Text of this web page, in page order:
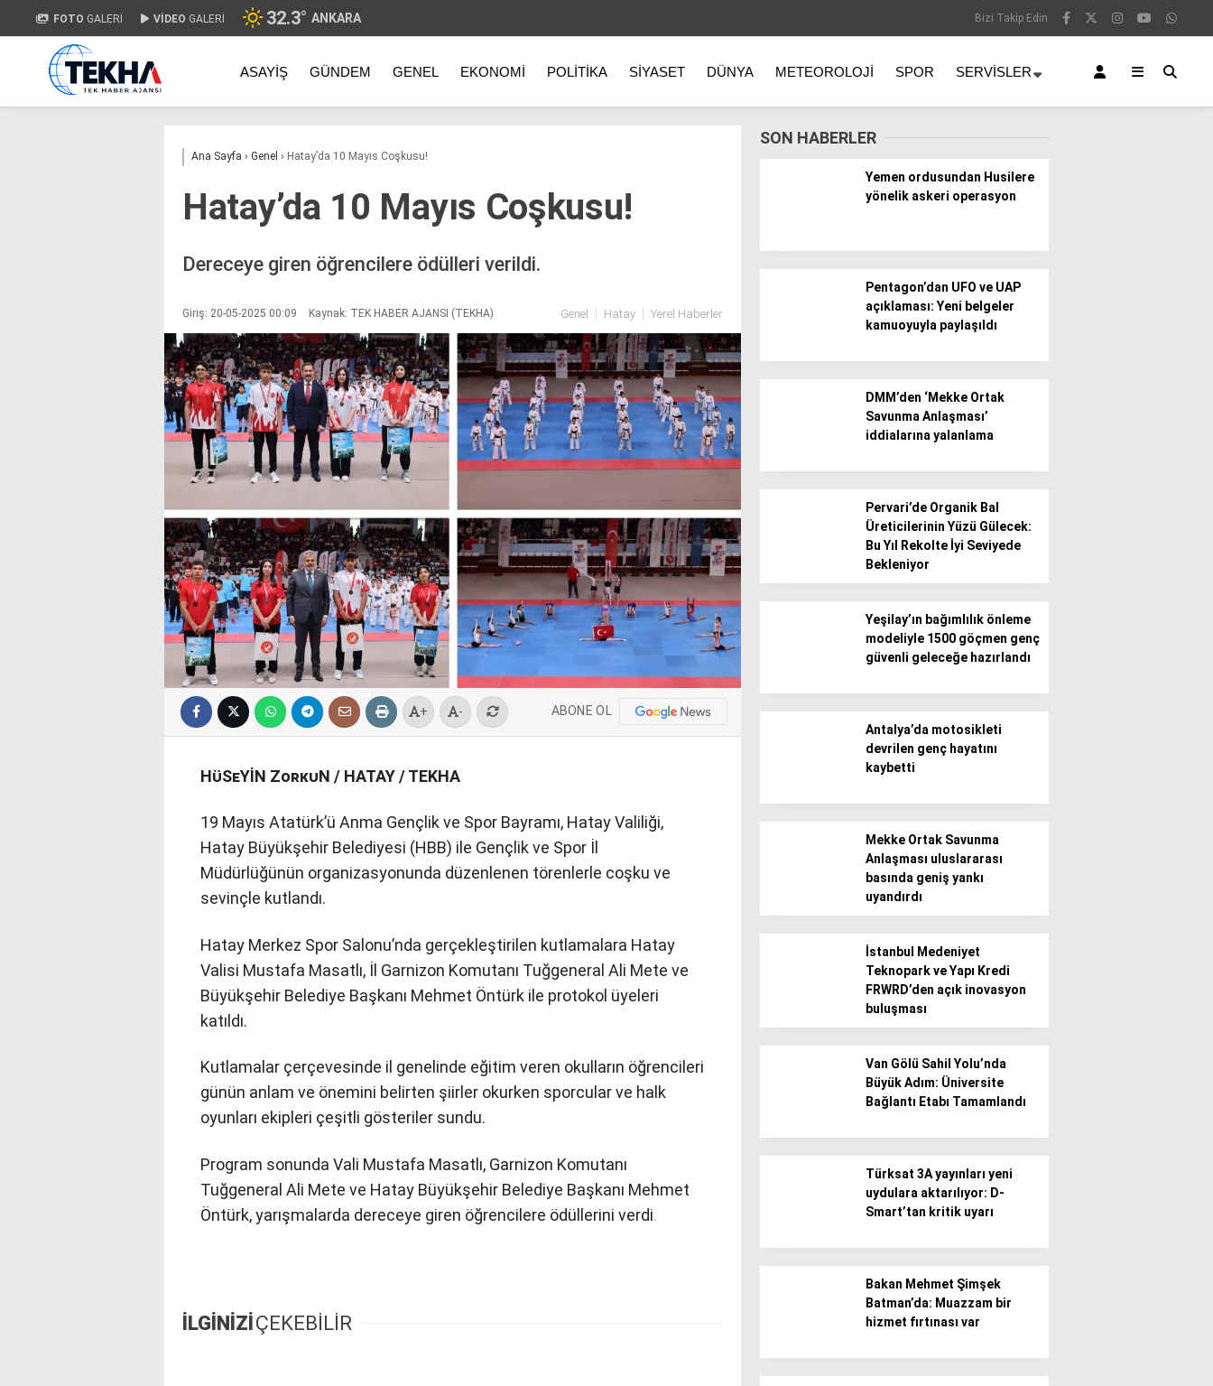
Politika / Siyaset
Magazin
FOTO GALERİ VİDEO GALERİ 32.3° ANKARA Bizi Takip Edin
ASAYIŞ GÜNDEM GENEL EKONOMI POLITIKA SIYASET DÜNYA METEOROLOJI SPOR SERVISLER
Ana Sayfa › Genel › Hatay’da 10 Mayıs Coşkusu!
Hatay’da 10 Mayıs Coşkusu!
Dereceye giren öğrencilere ödülleri verildi.
Giriş: 20-05-2025 00:09 Kaynak: TEK HABER AJANSI (TEKHA) Genel Hatay Yerel Haberler
+ - ABONE OL
Hᴜ̈SᴇYİN ZᴏʀᴋᴜN / HATAY / TEKHA
19 Mayıs Atatürk’ü Anma Gençlik ve Spor Bayramı, Hatay Valiliği,
Hatay Büyükşehir Belediyesi (HBB) ile Gençlik ve Spor İl
Müdürlüğünün organizasyonunda düzenlenen törenlerle coşku ve
sevinçle kutlandı.
Hatay Merkez Spor Salonu’nda gerçekleştirilen kutlamalara Hatay
Valisi Mustafa Masatlı, İl Garnizon Komutanı Tuğgeneral Ali Mete ve
Büyükşehir Belediye Başkanı Mehmet Öntürk ile protokol üyeleri
katıldı.
Kutlamalar çerçevesinde il genelinde eğitim veren okulların öğrencileri
günün anlam ve önemini belirten şiirler okurken sporcular ve halk
oyunları ekipleri çeşitli gösteriler sundu.
Program sonunda Vali Mustafa Masatlı, Garnizon Komutanı
Tuğgeneral Ali Mete ve Hatay Büyükşehir Belediye Başkanı Mehmet
Öntürk, yarışmalarda dereceye giren öğrencilere ödüllerini verdi.
İLGİNİZİ ÇEKEBİLİR
SON HABERLER
Yemen ordusundan Husilere
yönelik askeri operasyon
Pentagon’dan UFO ve UAP
açıklaması: Yeni belgeler
kamuoyuyla paylaşıldı
DMM’den ‘Mekke Ortak
Savunma Anlaşması’
iddialarına yalanlama
Pervari’de Organik Bal
Üreticilerinin Yüzü Gülecek:
Bu Yıl Rekolte İyi Seviyede
Bekleniyor
Yeşilay’ın bağımlılık önleme
modeliyle 1500 göçmen genç
güvenli geleceğe hazırlandı
Antalya’da motosikleti
devrilen genç hayatını
kaybetti
Mekke Ortak Savunma
Anlaşması uluslararası
basında geniş yankı
uyandırdı
İstanbul Medeniyet
Teknopark ve Yapı Kredi
FRWRD’den açık inovasyon
buluşması
Van Gölü Sahil Yolu’nda
Büyük Adım: Üniversite
Bağlantı Etabı Tamamlandı
Türksat 3A yayınları yeni
uydulara aktarılıyor: D-
Smart’tan kritik uyarı
Bakan Mehmet Şimşek
Batman’da: Muazzam bir
hizmet fırtınası var